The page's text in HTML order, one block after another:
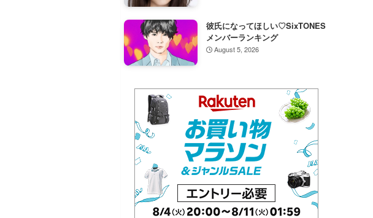
彼氏になってほしい♡SixTONES
メンバーランキング
August 5, 2026